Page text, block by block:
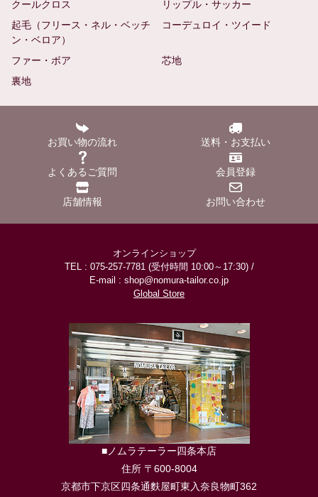
クールクロス
リップル・サッカー
起毛（フリース・ネル・ベッチ
ン・ベロア）
コーデュロイ・ツイード
ファー・ボア
芯地
裏地
お買い物の流れ 送料・お支払い
よくあるご質問 会員登録
店舗情報 お問い合わせ
オンラインショップ
TEL : 075-257-7781 (受付時間 10:00～17:30) /
E-mail : shop@nomura-tailor.co.jp
Global Store
■ノムラテーラー四条本店
住所 〒600-8004
京都市下京区四条通麩屋町東入奈良物町362